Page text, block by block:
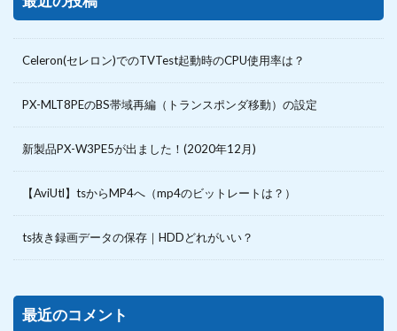
Celeron(セレロン)でのTVTest起動時のCPU使用率は？
PX-MLT8PEのBS帯域再編（トランスポンダ移動）の設定
新製品PX-W3PE5が出ました！(2020年12月)
【AviUtl】tsからMP4へ（mp4のビットレートは？）
ts抜き録画データの保存｜HDDどれがいい？
最近のコメント